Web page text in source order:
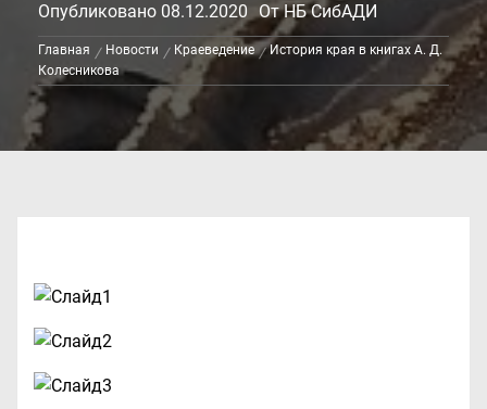
Опубликовано 08.12.2020 ОтНБ СибАДИ
Главная Новости Краеведение
История края в книгах А. Д.
Колесникова